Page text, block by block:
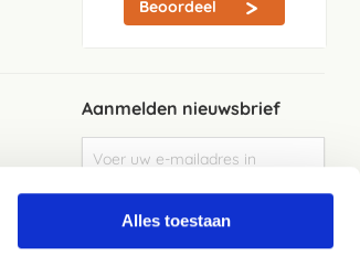
Alles toestaan
Beoordeel
Aanmelden nieuwsbrief
u
op